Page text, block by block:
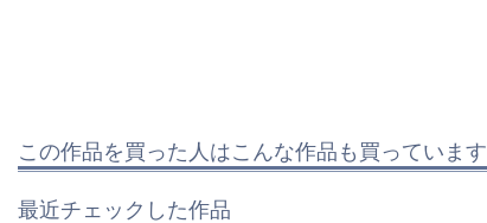
この作品を買った人はこんな作品も買っています
最近チェックした作品